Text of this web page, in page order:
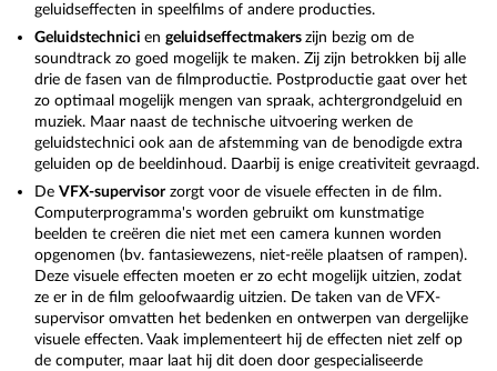
Ga naar de dvd-brandweergave in de rechter bovenhoek.
Hier kun je nog steeds een dvd-menu maken met passende
hoofdstukinvoegingen, thumbnails en videosequenties in
loop voordat je gaat branden.
Video deluxe heeft ook zijn eigen exportwizard die de resolutie
en de grootte van de video optimaliseert voor het respectieve
doelformaat. Alle
exportformaten kunnen ook handmatig
worden ingesteld in het bestandsmenu. Hier behoud je de
volledige controle over de beeldkwaliteit en de
bestandsgrootte.
geluidseffecten in speelfilms of andere producties.
Geluidstechniciengeluidseffectmakerszijn bezig om de
soundtrack zo goed mogelijk te maken. Zij zijn betrokken bij alle
drie de fasen van de filmproductie. Postproductie gaat over het
zo optimaal mogelijk mengen van spraak, achtergrondgeluid en
muziek. Maar naast de technische uitvoering werken de
geluidstechnici ook aan de afstemming van de benodigde extra
geluiden op de beeldinhoud. Daarbij is enige creativiteit gevraagd.
DeVFX-supervisorzorgt voor de visuele effecten in de film.
Computerprogramma's worden gebruikt om kunstmatige
beelden te creëren die niet met een camera kunnen worden
opgenomen (bv. fantasiewezens, niet-reële plaatsen of rampen).
Deze visuele effecten moeten er zo echt mogelijk uitzien, zodat
ze er in de film geloofwaardig uitzien. De taken van de VFX-
supervisor omvatten het bedenken en ontwerpen van dergelijke
visuele effecten. Vaak implementeert hij de effecten niet zelf op
de computer, maar laat hij dit doen door gespecialiseerde